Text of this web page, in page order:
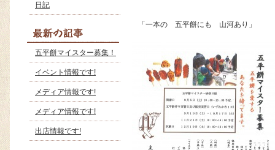
日記
五平餅マイスター募集！
イベント情報です!
メディア情報です!
メディア情報です!
出店情報です!
「一本の 五平餅にも 山河あり」